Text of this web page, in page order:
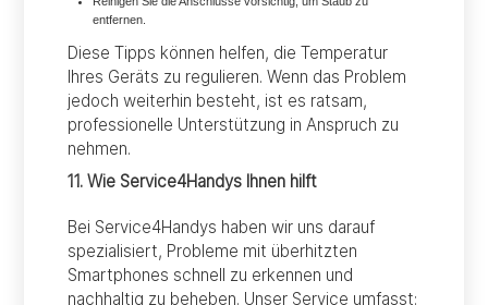
entfernen.
Diese Tipps können helfen, die Temperatur
Ihres Geräts zu regulieren. Wenn das Problem
jedoch weiterhin besteht, ist es ratsam,
professionelle Unterstützung in Anspruch zu
nehmen.
11. Wie Service4Handys Ihnen hilft
Bei Service4Handys haben wir uns darauf
spezialisiert, Probleme mit überhitzten
Smartphones schnell zu erkennen und
nachhaltig zu beheben. Unser Service umfasst: